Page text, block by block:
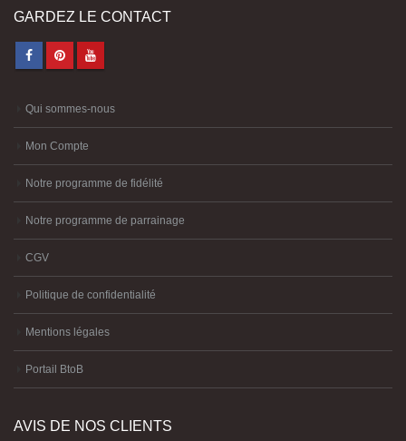
GARDEZ LE CONTACT
Qui sommes-nous
Mon Compte
Notre programme de fidélité
Notre programme de parrainage
CGV
Politique de confidentialité
Mentions légales
Portail BtoB
AVIS DE NOS CLIENTS